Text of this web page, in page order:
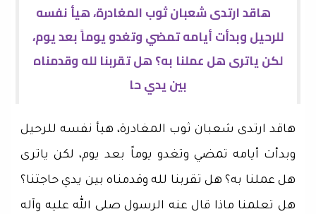
هاقد ارتدى شعبان ثوب المغادرة، هيأ نفسه
للرحيل وبدأت أيامه تمضي وتغدو يوماً بعد يوم،
لكن ياترى هل عملنا به؟ هل تقربنا لله وقدمناه
بين يدي حا
هاقد ارتدى شعبان ثوب المغادرة، هيأ نفسه للرحيل
وبدأت أيامه تمضي وتغدو يوماً بعد يوم، لكن ياترى
هل عملنا به؟ هل تقربنا لله وقدمناه بين يدي حاجتنا؟
هل تعلمنا ماذا قال عنه الرسول صلى الله عليه وآله